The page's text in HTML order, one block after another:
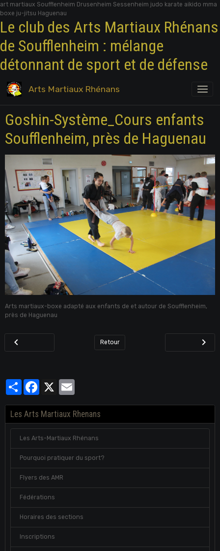
art martiaux Soufflenheim Drusenheim Sessenheim judo karate aikido mma
boxe ju-jitsu Haguenau
Le club des Arts Martiaux Rhénans
de Soufflenheim : mélange
détonnant de sport et de défense
Arts Martiaux Rhénans
Goshin-Système_Cours enfants
Soufflenheim, près de Haguenau
Arts martiaux-boxe adapté aux enfants de et autour de Soufflenheim,
près de Haguenau
Retour
PartagerFacebook
X
Les Arts Martiaux Rhenans
Les Arts-Martiaux Rhénans
Pourquoi pratiquer du sport?
Flyers des AMR
Fédérations
Horaires des sections
Inscriptions